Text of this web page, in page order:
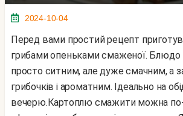
2024-10-04
Перед вами простий рецепт приготування картоплі з
грибами опеньками смаженої. Блюдо
просто ситним, але дуже смачним, а
грибочків і ароматним. Ідеально на
вечерю.Картоплю смажити можна по-